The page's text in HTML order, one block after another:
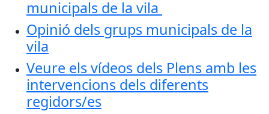
municipals de la vila
Opinió dels grups municipals de la
vila
Veure els vídeos dels Plens amb les
intervencions dels diferents
regidors/es